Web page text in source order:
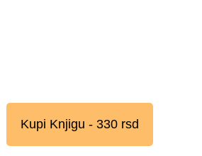
Kupi Knjigu - 330 rsd